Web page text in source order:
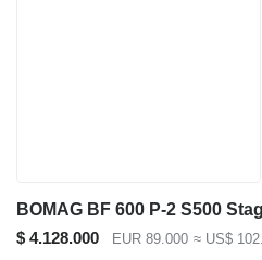
BOMAG BF 600 P-2 S500
$ 4.128.000
EUR 89.000 ≈ US$